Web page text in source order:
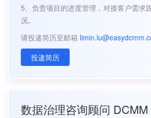
5、负责项目的进度管理，对接客户需求
况。
请投递简历至邮箱
投递简历
数据治理咨询顾问 DCMM